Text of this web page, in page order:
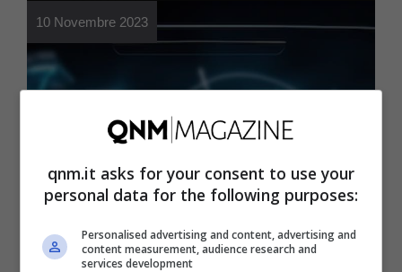
10 Novembre 2023
Motori
Vuoi rendere smart la tua
auto? Gli accessori tech
qnm.it asks for your consent to use your
personal data for the following purposes:
Personalised advertising and content, advertising and
content measurement, audience research and
services development